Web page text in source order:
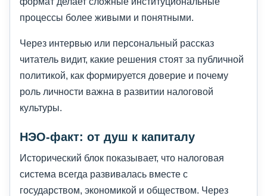
процессы более живыми и понятными.
Через интервью или персональный рассказ
читатель видит, какие решения стоят за публичной
политикой, как формируется доверие и почему
роль личности важна в развитии налоговой
культуры.
НЭО-факт: от душ к капиталу
Исторический блок показывает, что налоговая
система всегда развивалась вместе с
государством, экономикой и обществом. Через